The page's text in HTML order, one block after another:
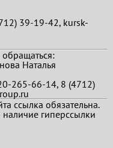
39-19-42, kursk-
Наталья
265-66-14, 8 (4712)
ссылка обязательна.
гиперссылки